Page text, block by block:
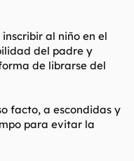
al niño en el
del padre y
de librarse del
facto, a escondidas y
para evitar la